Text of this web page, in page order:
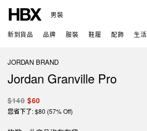
男裝
新到貨品 品牌 服裝 鞋履 配飾 生活
JORDAN BRAND
Jordan Granville Pro
$140 $60
您省下了: $80 (57% Off)